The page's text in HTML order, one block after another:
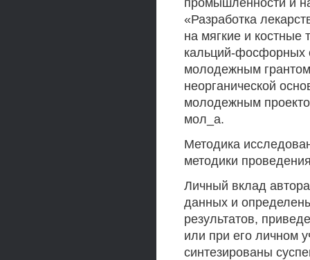
промышленности и
«Разработка
на мягкие и костные
кальций-фосфорных
молодежным
неорганической
молодежным
мол_а.
Методика
методики
Личный вклад
данных и
результатов,
или при его личном
синтезированы